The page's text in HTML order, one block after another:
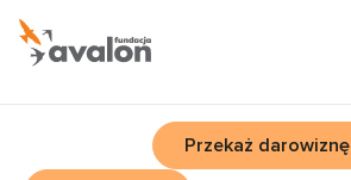
Przekaż darowiznę